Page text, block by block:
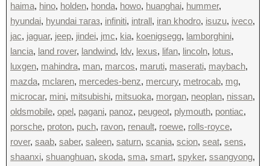
haima, hino, holden, honda, howo, huanghai, hummer,
hyundai, hyundai тагаз, infiniti, intrall, iran khodro, isuzu, iveco,
jac, jaguar, jeep, jindei, jmc, kia, koenigsegg, lamborghini,
lancia, land rover, landwind, ldv, lexus, lifan, lincoln, lotus,
luxgen, mahindra, man, marcos, maruti, maserati, maybach,
mazda, mclaren, mercedes-benz, mercury, metrocab, mg,
microcar, mini, mitsubishi, mitsuoka, morgan, neoplan, nissan,
oldsmobile, opel, pagani, panoz, peugeot, plymouth, pontiac,
porsche, proton, puch, ravon, renault, roewe, rolls-royce,
rover, saab, saber, saleen, saturn, scania, scion, seat, sens,
shaanxi, shuanghuan, skoda, sma, smart, spyker, ssangyong,